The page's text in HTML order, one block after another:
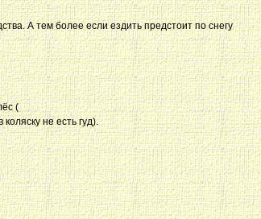
А тем более если ездить предстоит по снегу
(
не есть гуд).